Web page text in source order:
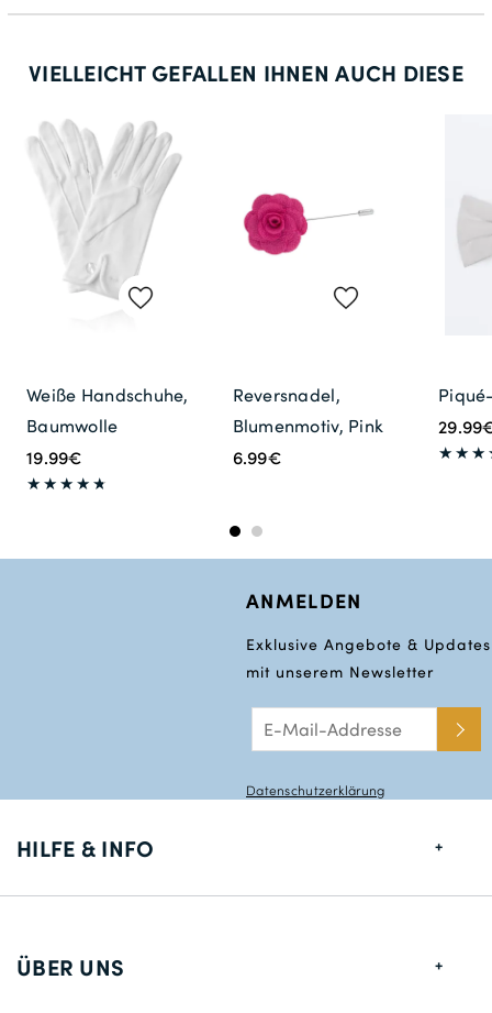
VIELLEICHT GEFALLEN IHNEN AUCH DIESE
Weiße Handschuhe,
Baumwolle
19.99€
Reversnadel,
Blumenmotiv, Pink
6.99€
ANMELDEN
Exklusive Angebote & Updates
mit unserem Newsletter
Datenschutzerklärung
HILFE & INFO
Lieferung
ÜBER UNS